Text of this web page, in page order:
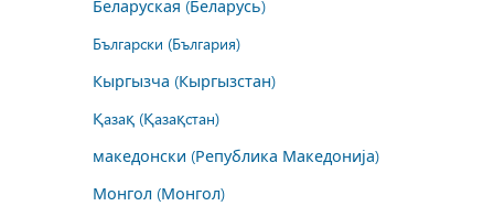
Беларуская (Беларусь)
Български (България)
Кыргызча (Кыргызстан)
Қазақ (Қазақстан)
македонски (Република Македонија)
Монгол (Монгол)